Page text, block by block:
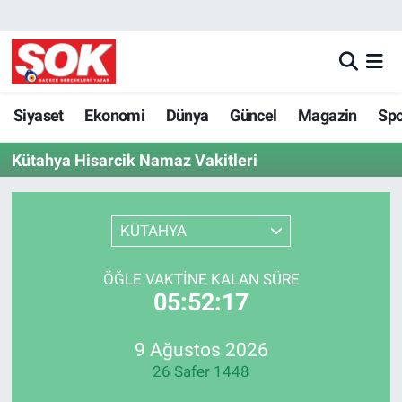
Siyaset Ekonomi Dünya Güncel Magazin
Kütahya Hisarcik Namaz Vakitleri
KÜTAHYA
ÖĞLE VAKTINE KALAN SÜRE
05:52:17
9 Ağustos 2026
26 Safer 1448
GÜNDEM
DÜNYA
SPOR
KÜLTÜR SANAT
Nöbetçi Eczaneler
Hava Durumu
İstanbul Namaz Vakitleri
Süper Lig Puan Durumu ve Fikstür
Son Dakika Haberleri